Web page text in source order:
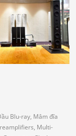
Blu-ray, Mâm đĩa
Multi-